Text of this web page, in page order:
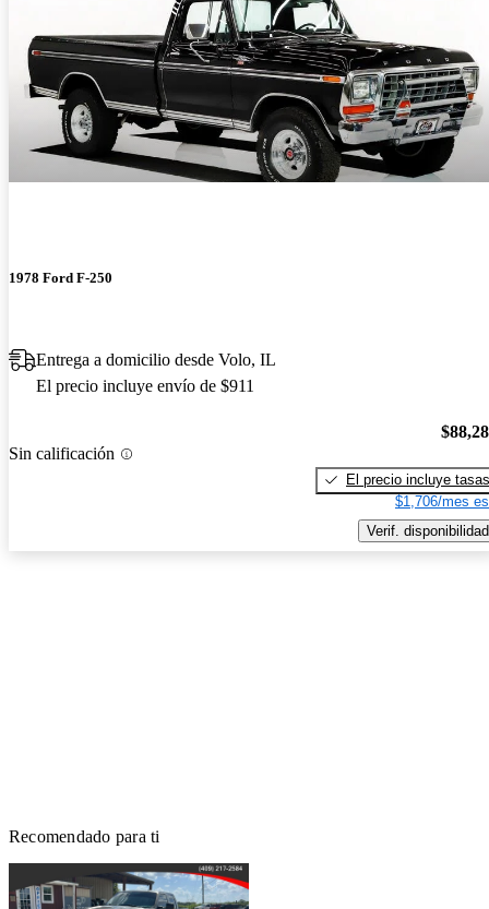
1978 Ford F-250
Entrega a domicilio desde Volo, IL
El precio incluye envío de $911
Sin calificación
El precio incluye tasas
$1,706/mes
Verif. disponibilidad
Recomendado para ti